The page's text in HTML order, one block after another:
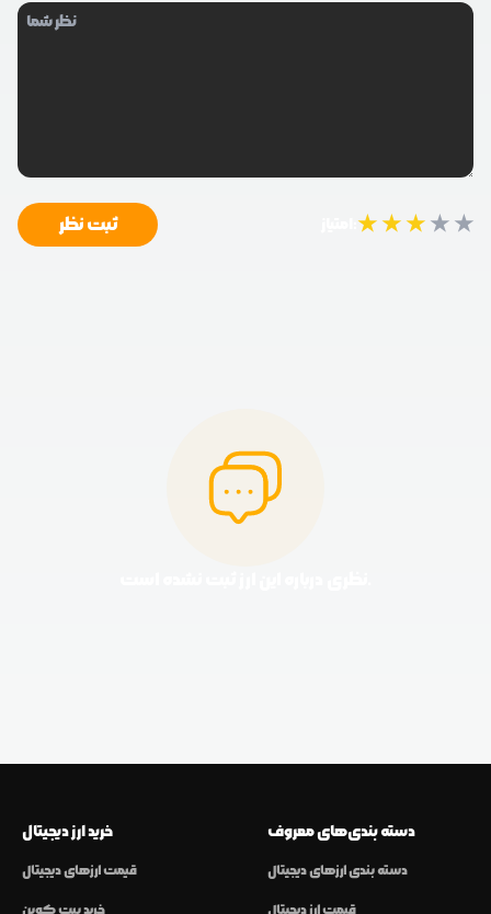
★★★★★ ثبت نظر
خرید ارز دیجیتال
قیمت ارزهای دیجیتال
خرید بیت کوین
دسته بندی‌های معروف
دسته بندی ارزهای دیجیتال
قیمت ارز دیجیتال